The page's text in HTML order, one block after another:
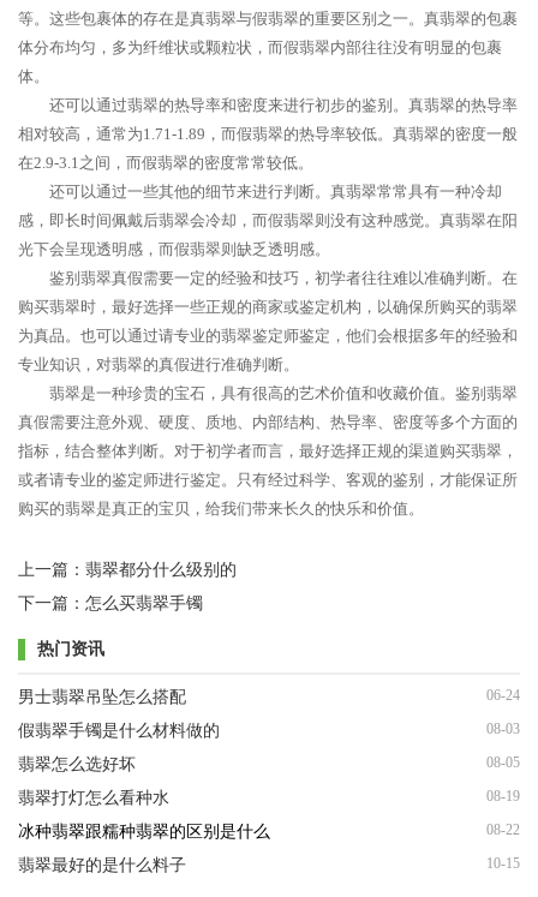
等。这些包裹体的存在是真翡翠与假翡翠的重要区别之一。真翡翠的包裹
体分布均匀，多为纤维状或颗粒状，而假翡翠内部往往没有明显的包裹
体。
还可以通过翡翠的热导率和密度来进行初步的鉴别。真翡翠的热导率
相对较高，通常为1.71-1.89，而假翡翠的热导率较低。真翡翠的密度一般
在2.9-3.1之间，而假翡翠的密度常常较低。
还可以通过一些其他的细节来进行判断。真翡翠常常具有一种冷却
感，即长时间佩戴后翡翠会冷却，而假翡翠则没有这种感觉。真翡翠在阳
光下会呈现透明感，而假翡翠则缺乏透明感。
鉴别翡翠真假需要一定的经验和技巧，初学者往往难以准确判断。在
购买翡翠时，最好选择一些正规的商家或鉴定机构，以确保所购买的翡翠
为真品。也可以通过请专业的翡翠鉴定师鉴定，他们会根据多年的经验和
专业知识，对翡翠的真假进行准确判断。
翡翠是一种珍贵的宝石，具有很高的艺术价值和收藏价值。鉴别翡翠
真假需要注意外观、硬度、质地、内部结构、热导率、密度等多个方面的
指标，结合整体判断。对于初学者而言，最好选择正规的渠道购买翡翠，
或者请专业的鉴定师进行鉴定。只有经过科学、客观的鉴别，才能保证所
购买的翡翠是真正的宝贝，给我们带来长久的快乐和价值。
上一篇： 翡翠都分什么级别的
下一篇： 怎么买翡翠手镯
热门资讯
男士翡翠吊坠怎么搭配 06-24
假翡翠手镯是什么材料做的 08-03
翡翠怎么选好坏 08-05
翡翠打灯怎么看种水 08-19
冰种翡翠跟糯种翡翠的区别是什么 08-22
翡翠最好的是什么料子 10-15